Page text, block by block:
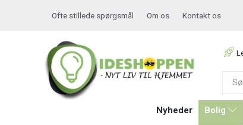
Ofte stillede spørgsmål Om os Kontakt os
Nyheder Bolig